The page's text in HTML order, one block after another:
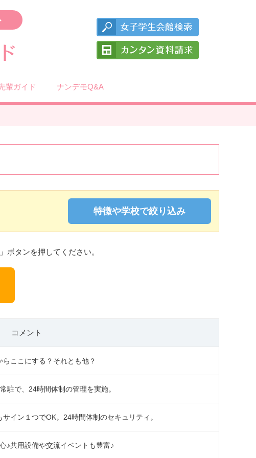
輩ガイド ナンデモQ&A
ボタンを押してください。
コメント
ここにする？それとも他？
駐で、24時間体制の管理を実施。
イン１つでOK。24時間体制のセキュリティ。
♪共用設備や交流イベントも豊富♪